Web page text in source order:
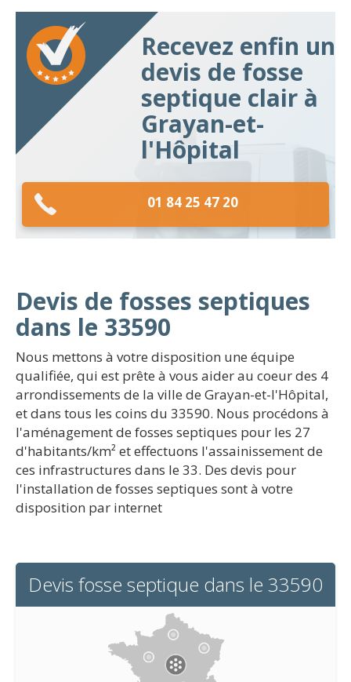
Recevez enfin un
devis de fosse
septique clair à
Grayan-et-
l'Hôpital
01 84 25 47 20
Devis de fosses septiques
dans le 33590
Nous mettons à votre disposition une équipe
qualifiée, qui est prête à vous aider au coeur des 4
arrondissements de la ville de Grayan-et-l'Hôpital,
et dans tous les coins du 33590. Nous procédons à
l'aménagement de fosses septiques pour les 27
d'habitants/km² et effectuons l'assainissement de
ces infrastructures dans le 33. Des devis pour
l'installation de fosses septiques sont à votre
disposition par internet
Devis fosse septique dans le 33590